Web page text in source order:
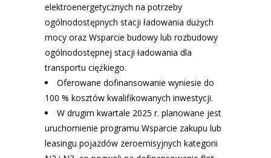
elektroenergetycznych na potrzeby
ogólnodostępnych stacji ładowania dużych
mocy oraz Wsparcie budowy lub rozbudowy
ogólnodostępnej stacji ładowania dla
transportu ciężkiego.
Oferowane dofinansowanie wyniesie do
100 % kosztów kwalifikowanych inwestycji.
W drugim kwartale 2025 r. planowane jest
uruchomienie programu Wsparcie zakupu lub
leasingu pojazdów zeroemisyjnych kategorii